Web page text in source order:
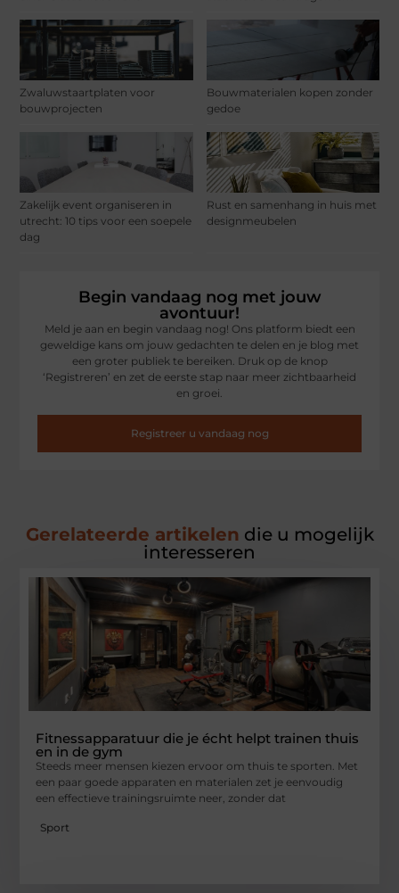
Zwaluwstaartplaten voor
bouwprojecten
Bouwmaterialen kopen zonder
gedoe
Zakelijk event organiseren in
utrecht: 10 tips voor een soepele
dag
Rust en samenhang in huis met
designmeubelen
Begin vandaag nog met jouw
avontuur!
Meld je aan en begin vandaag nog! Ons platform biedt een
geweldige kans om jouw gedachten te delen en je blog met
een groter publiek te bereiken. Druk op de knop
‘Registreren’ en zet de eerste stap naar meer zichtbaarheid
en groei.
Registreer u vandaag nog
Gerelateerde artikelen die u mogelijk
interesseren
Fitnessapparatuur die je écht helpt trainen thuis
en in de gym
Steeds meer mensen kiezen ervoor om thuis te sporten. Met
een paar goede apparaten en materialen zet je eenvoudig
een effectieve trainingsruimte neer, zonder dat
Sport